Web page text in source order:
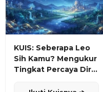
KUIS: Seberapa Leo
Sih Kamu? Mengukur
Tingkat Percaya Diri